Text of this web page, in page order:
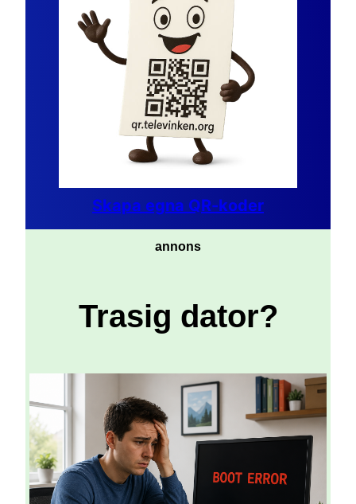
Skapa egna QR-koder
annons
Trasig dator?